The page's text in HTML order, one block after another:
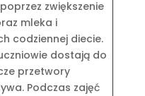
zwiększenie
mleka i
codziennej diecie.
dostają do
przetwory
Podczas zajęć